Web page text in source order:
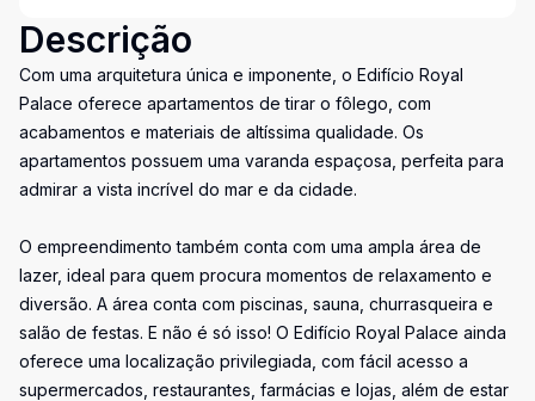
Descrição
Com uma arquitetura única e imponente, o Edifício Royal
Palace oferece apartamentos de tirar o fôlego, com
acabamentos e materiais de altíssima qualidade. Os
apartamentos possuem uma varanda espaçosa, perfeita para
admirar a vista incrível do mar e da cidade.
O empreendimento também conta com uma ampla área de
lazer, ideal para quem procura momentos de relaxamento e
diversão. A área conta com piscinas, sauna, churrasqueira e
salão de festas. E não é só isso! O Edifício Royal Palace ainda
oferece uma localização privilegiada, com fácil acesso a
supermercados, restaurantes, farmácias e lojas, além de estar